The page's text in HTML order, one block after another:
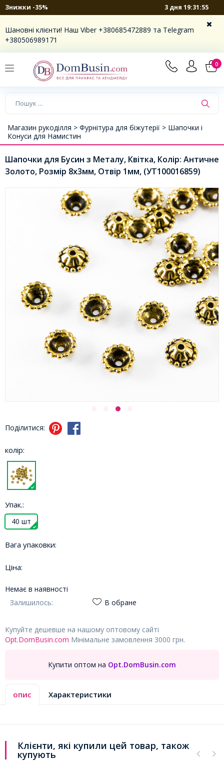
Знижки -35% 3 дня 19:31:54
Шановні клієнти! Наш Viber +380685472889 та Telegram
+380506989171
0
Магазин рукоділля > Фурнітура для біжутерії > Шапочки і
Конуси для Намистин
Шапочки для Бусин з Металу, Квітка, Колір: Античне
Золото, Розмір 8х3мм, Отвір 1мм, (УТ100016859)
Поділитися:
колір:
Упак.:
40 шт
Вага упаковки:
Ціна:
Немає в наявності
Залишилось:
В обране
Купуйте дешевше на нашому оптовому сайті
Opt.DomBusin.com Мінімальне замовлення 3000 грн.
Купити оптом на Opt.DomBusin.com
опис Характеристики
Клієнти, які купили цей товар, також
купують